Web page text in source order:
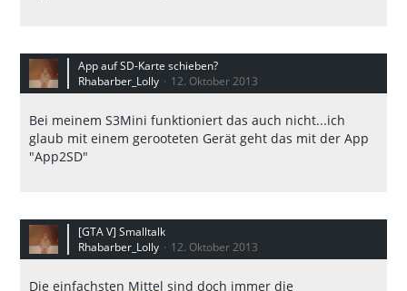
App auf SD-Karte schieben?
Rhabarber_Lolly
12. Oktober 2013
Bei meinem S3Mini funktioniert das auch nicht...ich
glaub mit einem gerooteten Gerät geht das mit der App
"App2SD"
[GTA V] Smalltalk
Rhabarber_Lolly
12. Oktober 2013
Die einfachsten Mittel sind doch immer die